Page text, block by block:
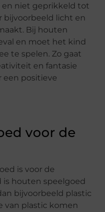
en niet geprikkeld tot
bijvoorbeeld licht en
Bij houten
en moet het kind
te spelen. Zo gaat
en fantasie
een positieve
voor de
is voor de
houten speelgoed
bijvoorbeeld plastic
van plastic komen